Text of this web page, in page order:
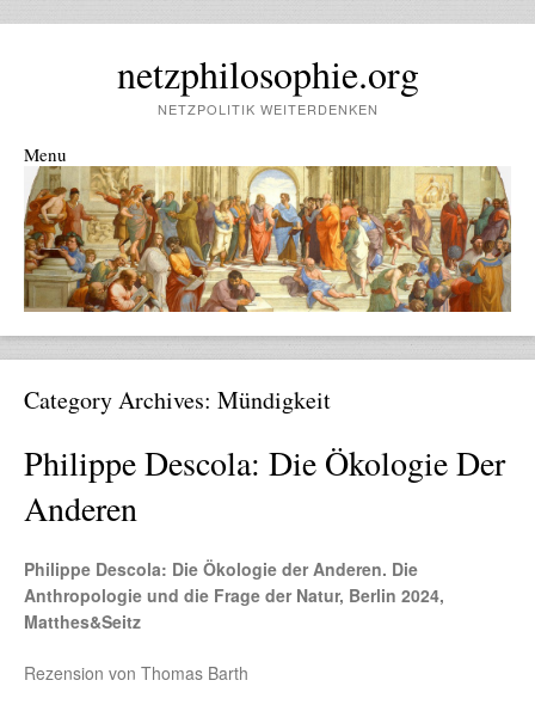
netzphilosophie.org
NETZPOLITIK WEITERDENKEN
Menu
Skip to content
Category Archives: Mündigkeit
Philippe Descola: Die Ökologie Der
Anderen
Philippe Descola: Die Ökologie der Anderen. Die
Anthropologie und die Frage der Natur, Berlin 2024,
Matthes&Seitz
Rezension von Thomas Barth